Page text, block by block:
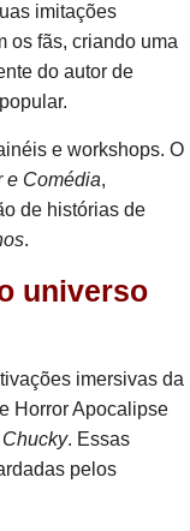
imitações
os fãs, criando uma
do autor de
e workshops. O
e Comédia,
de histórias de
.
universo
imersivas da
Horror Apocalipse
Chucky. Essas
pelos